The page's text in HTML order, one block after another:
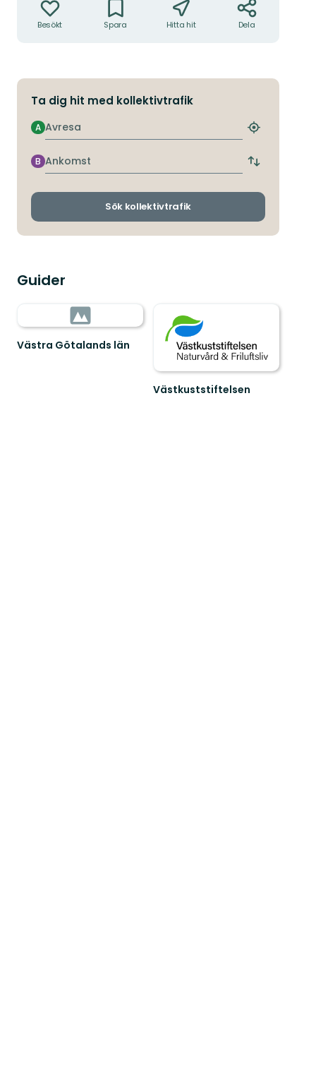
Besökt Spara Hitta hit Dela
Ta dig hit med kollektivtrafik
Avresa
A
Hitta
hållplats
Ankomst
B
Byt
och
Sök kollektivtrafik
Guider
Västra Götalands län
Västkuststiftelsen